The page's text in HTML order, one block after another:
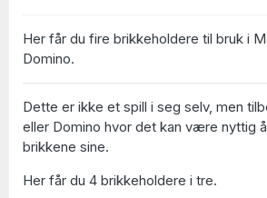
Her får du fire brikkeholdere til bruk i
Domino.
Dette er ikke et spill i seg selv, men
eller Domino hvor det kan være nyttig
brikkene sine.
Her får du 4 brikkeholdere i tre.